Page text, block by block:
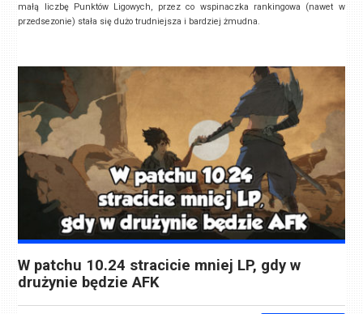
małą liczbę Punktów Ligowych, przez co wspinaczka rankingowa (nawet w
przedsezonie) stała się dużo trudniejsza i bardziej żmudna.
W patchu 10.24 stracicie mniej LP, gdy w
drużynie będzie AFK